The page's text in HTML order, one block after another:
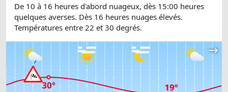
De 10 à 16 heures d'abord nuageux, dès 15:00 heures
quelques averses. Dès 16 heures nuages élevés.
Températures entre 22 et 30 degrés.